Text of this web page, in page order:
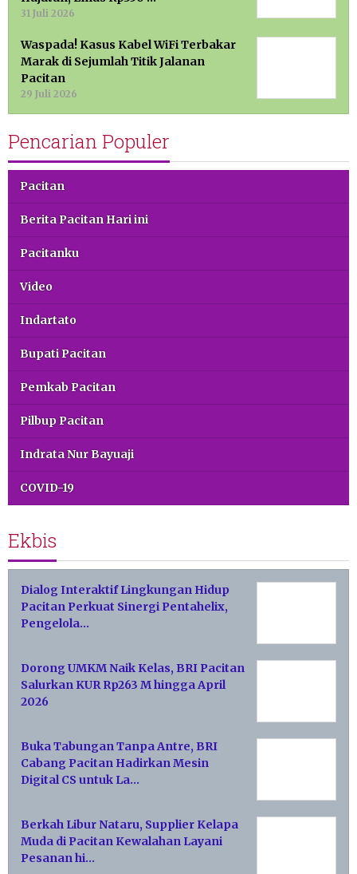
31 Juli 2026
Waspada! Kasus Kabel WiFi Terbakar
Marak di Sejumlah Titik Jalanan
Pacitan
29 Juli 2026
Pencarian Populer
Pacitan
Berita Pacitan Hari ini
Pacitanku
Video
Indartato
Bupati Pacitan
Pemkab Pacitan
Pilbup Pacitan
Indrata Nur Bayuaji
COVID-19
Ekbis
Dialog Interaktif Lingkungan Hidup
Pacitan Perkuat Sinergi Pentahelix,
Pengelola…
Dorong UMKM Naik Kelas, BRI Pacitan
Salurkan KUR Rp263 M hingga April
2026
Buka Tabungan Tanpa Antre, BRI
Cabang Pacitan Hadirkan Mesin
Digital CS untuk La…
Berkah Libur Nataru, Supplier Kelapa
Muda di Pacitan Kewalahan Layani
Pesanan hi…